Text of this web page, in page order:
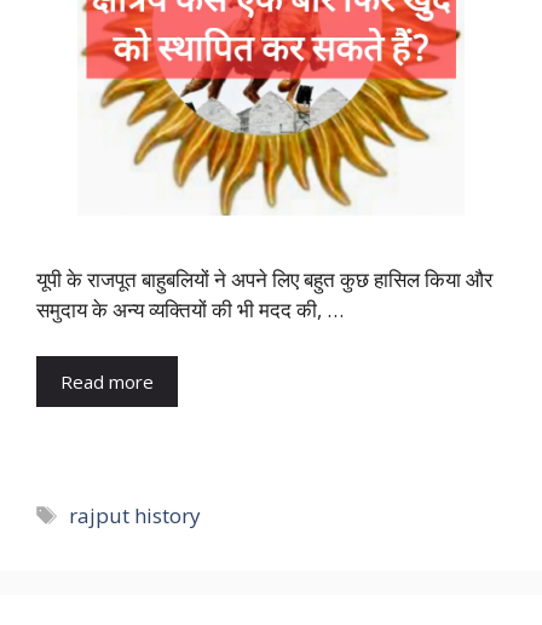
यूपी के राजपूत बाहुबलियों ने अपने लिए बहुत कुछ हासिल किया और
समुदाय के अन्य व्यक्तियों की भी मदद की, …
Read more
Tags
rajput history